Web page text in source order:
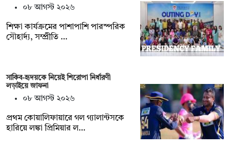
০৮ আগস্ট ২০২৬
শিক্ষা কার্যক্রমের পাশাপাশি পারস্পরিক
সৌহার্দ্য, সম্প্রীতি …
সাকিব-হৃদয়কে নিয়েই শিরোপা নির্ধারণী
লড়াইয়ে জাফনা
০৮ আগস্ট ২০২৬
প্রথম কোয়ালিফায়ারে গল গ্যালান্টসকে
হারিয়ে লঙ্কা প্রিমিয়ার ল…